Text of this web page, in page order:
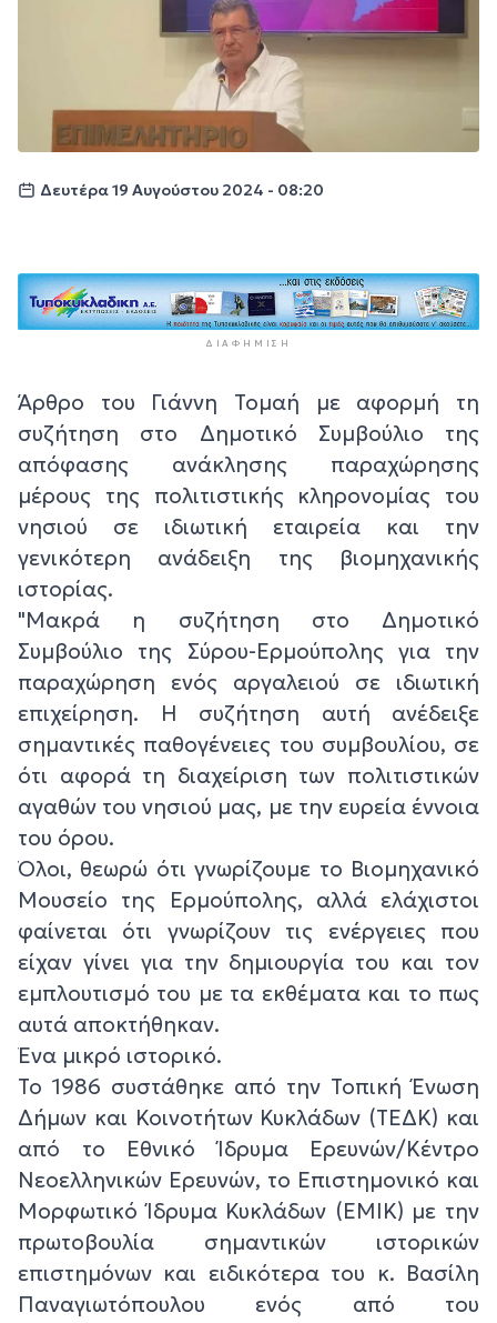
Δευτέρα 19 Αυγούστου 2024 - 08:20
ΔΙΑΦΉΜΙΣΗ
Άρθρο του Γιάννη Τομαή με αφορμή τη
συζήτηση στο Δημοτικό Συμβούλιο της
απόφασης ανάκλησης παραχώρησης
μέρους της πολιτιστικής κληρονομίας του
νησιού σε ιδιωτική εταιρεία και την
γενικότερη ανάδειξη της βιομηχανικής
ιστορίας.
"Μακρά η συζήτηση στο Δημοτικό
Συμβούλιο της Σύρου-Ερμούπολης για την
παραχώρηση ενός αργαλειού σε ιδιωτική
επιχείρηση. Η συζήτηση αυτή ανέδειξε
σημαντικές παθογένειες του συμβουλίου, σε
ότι αφορά τη διαχείριση των πολιτιστικών
αγαθών του νησιού μας, με την ευρεία έννοια
του όρου.
Όλοι, θεωρώ ότι γνωρίζουμε το Βιομηχανικό
Μουσείο της Ερμούπολης, αλλά ελάχιστοι
φαίνεται ότι γνωρίζουν τις ενέργειες που
είχαν γίνει για την δημιουργία του και τον
εμπλουτισμό του με τα εκθέματα και το πως
αυτά αποκτήθηκαν.
Ένα μικρό ιστορικό.
Το 1986 συστάθηκε από την Τοπική Ένωση
Δήμων και Κοινοτήτων Κυκλάδων (ΤΕΔΚ) και
από το Εθνικό Ίδρυμα Ερευνών/Κέντρο
Νεοελληνικών Ερευνών, το Επιστημονικό και
Μορφωτικό Ίδρυμα Κυκλάδων (ΕΜΙΚ) με την
πρωτοβουλία σημαντικών ιστορικών
επιστημόνων και ειδικότερα του κ. Βασίλη
Παναγιωτόπουλου ενός από του